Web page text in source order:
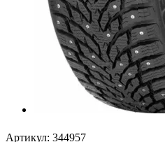
Артикул: 344957